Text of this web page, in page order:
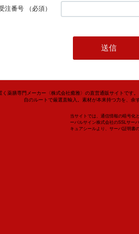
注番号 （必須）
薬膳専門メーカー〈株式会社癒雅〉の直営通販サイトです
自のルートで厳選直輸入。素材が本来持つ力を、余
当サイトでは、通信情報の暗号化
ーバルサイン株式会社のSSLサー
キュアシールより、サーバ証明書